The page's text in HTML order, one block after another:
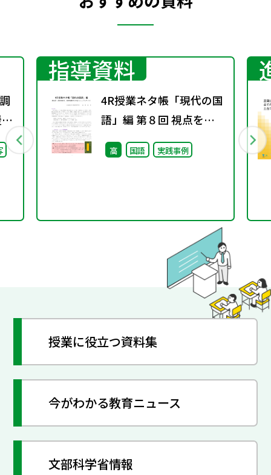
指導資料
4R授業ネタ帳「現代の国
語」編 第８回 視点を変
え、発想を豊かにするト
レーニング（１）
高 国語 実践事例
授業に役立つ資料集
今がわかる教育ニュース
文部科学省情報